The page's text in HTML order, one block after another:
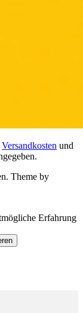
Versandkosten und
Theme by
Erfahrung